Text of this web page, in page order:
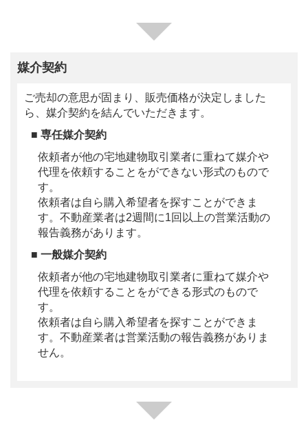
媒介契約
ご売却の意思が固まり、販売価格が決定しました
ら、媒介契約を結んでいただきます。
■ 専任媒介契約
依頼者が他の宅地建物取引業者に重ねて媒介や
代理を依頼することをができない形式のもので
す。
依頼者は自ら購入希望者を探すことができま
す。不動産業者は2週間に1回以上の営業活動の
報告義務があります。
■ 一般媒介契約
依頼者が他の宅地建物取引業者に重ねて媒介や
代理を依頼することをができる形式のもので
す。
依頼者は自ら購入希望者を探すことができま
す。不動産業者は営業活動の報告義務がありま
せん。